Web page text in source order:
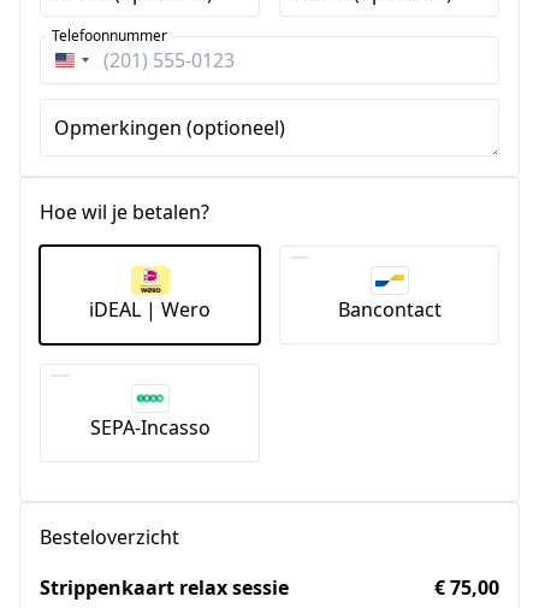
Verenigde
Staten
+1
Telefoonnummer
Opmerkingen (optioneel)
Hoe wil je betalen?
iDEAL | Wero Bancontact
SEPA-Incasso
Besteloverzicht
Strippenkaart relax sessie
€ 75,00